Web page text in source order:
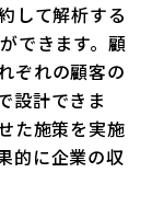
して解析する
できます。顧
ぞれの顧客の
設計できま
た施策を実施
的に企業の収